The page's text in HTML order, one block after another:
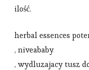
ilość.
herbal essences
, niveababy
, wydluzajacy tusz